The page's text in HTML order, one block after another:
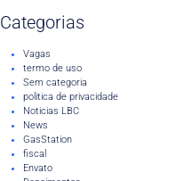
Categorias
Vagas
termo de uso
Sem categoria
politica de privacidade
Noticias LBC
News
GasStation
fiscal
Envato